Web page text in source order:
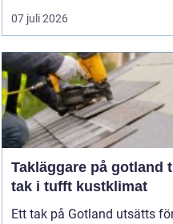
07 juli 2026
Takläggare på gotland tryggt
tak i tufft kustklimat
Ett tak på Gotland utsätts